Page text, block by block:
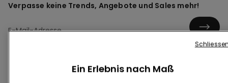
Verpasse keine Trends, Angebote und Sales mehr!
Ein Erlebnis nach Maß